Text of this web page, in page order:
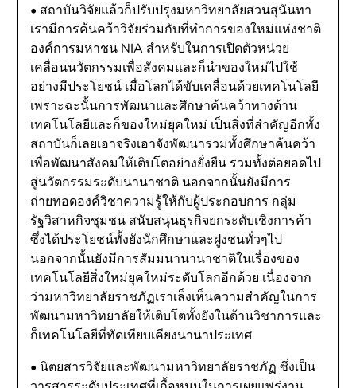
• สถาบันวิจัยแล้วก็ปรับปรุงมหาวิทยาลัยสวนสุนันทา
เรามีการค้นคว้าวิจัยร่วมกับที่ทำการของใหม่แห่งชาติ
องค์การมหาชน NIA สำหรับในการเปิดตัวหน่วย
เคลื่อนนวัตกรรมเพื่อสังคมและก็นำของใหม่ไปใช้
อย่างมีประโยชน์ เมื่อโลกได้ขับเคลื่อนด้วยเทคโนโลยี
เพราะฉะนั้นการพัฒนาและศึกษาค้นคว้าทางด้าน
เทคโนโลยีและก็ของใหม่ยุคใหม่ เป็นสิ่งที่สำคัญอีกทั้ง
สถาบันก็เลยเอาจริงเอาจังพัฒนารวมทั้งศึกษาค้นคว้า
เพื่อพัฒนาสังคมให้เติบโตอย่างยั่งยืน รวมทั้งต่อยอดไป
สู่นวัตกรรมระดับนานาชาติ นอกจากนั้นยังมีการ
ถ่ายทอดองค์วิชาความรู้ให้กับผู้ประกอบการ กลุ่ม
รัฐวิสาหกิจชุมชน สนับสนุนธุรกิจยกระดับเชิงการค้า
ซึ่งได้ประโยชน์ทั้งยังนักศึกษาและฝูงชนทั่วๆไป
นอกจากนั้นยังมีการสัมมนานานาชาติในเรื่องของ
เทคโนโลยีสิ่งใหม่ยุคใหม่ระดับโลกอีกด้วย เนื่องจาก
ว่ามหาวิทยาลัยราชภัฏเราเล็งเห็นความสำคัญในการ
พัฒนามหาวิทยาลัยให้เติบโตทั้งยังในด้านวิชาการและ
ก็เทคโนโลยีที่ทัดเทียบเคียงนานาประเทศ
• นิตยสารวิจัยและพัฒนามหาวิทยาลัยราชภัฏ ซึ่งเป็น